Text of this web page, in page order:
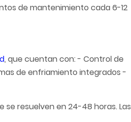
de mantenimiento cada 6-12
, que cuentan con: - Control de
de enfriamiento integrados -
resuelven en 24-48 horas. Las